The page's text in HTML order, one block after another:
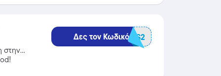
στην
Δες τον Κωδικό
BGPowerTLS2